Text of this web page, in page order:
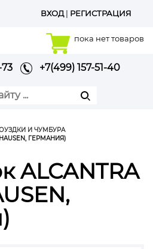
ВХОД| РЕГИСТРАЦИЯ
пока нет товаров
+7(499) 157-51-40
И ЧУМБУРА
ГЕРМАНИЯ)
ALCANTRA